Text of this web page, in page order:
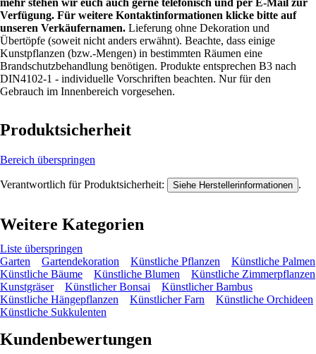
Verfügung. Für weitere Kontaktinformationen klicke bitte auf
unseren Verkäufernamen. Lieferung ohne Dekoration und
Übertöpfe (soweit nicht anders erwähnt). Beachte, dass einige
Kunstpflanzen (bzw.-Mengen) in bestimmten Räumen eine
Brandschutzbehandlung benötigen. Produkte entsprechen B3 nach
DIN4102-1 - individuelle Vorschriften beachten. Nur für den
Gebrauch im Innenbereich vorgesehen.
Produktsicherheit
Bereich überspringen
Verantwortlich für Produktsicherheit: Siehe Herstellerinformationen .
Weitere Kategorien
Liste überspringen
Garten
Gartendekoration Künstliche Pflanzen
Künstliche Palmen
Künstliche Bäume
Künstliche Blumen
Künstliche Zimmerpflanzen
Kunstgräser
Künstlicher Bonsai
Künstlicher Bambus
Künstliche Hängepflanzen
Künstlicher Farn
Künstliche Orchideen
Künstliche Sukkulenten
Kundenbewertungen